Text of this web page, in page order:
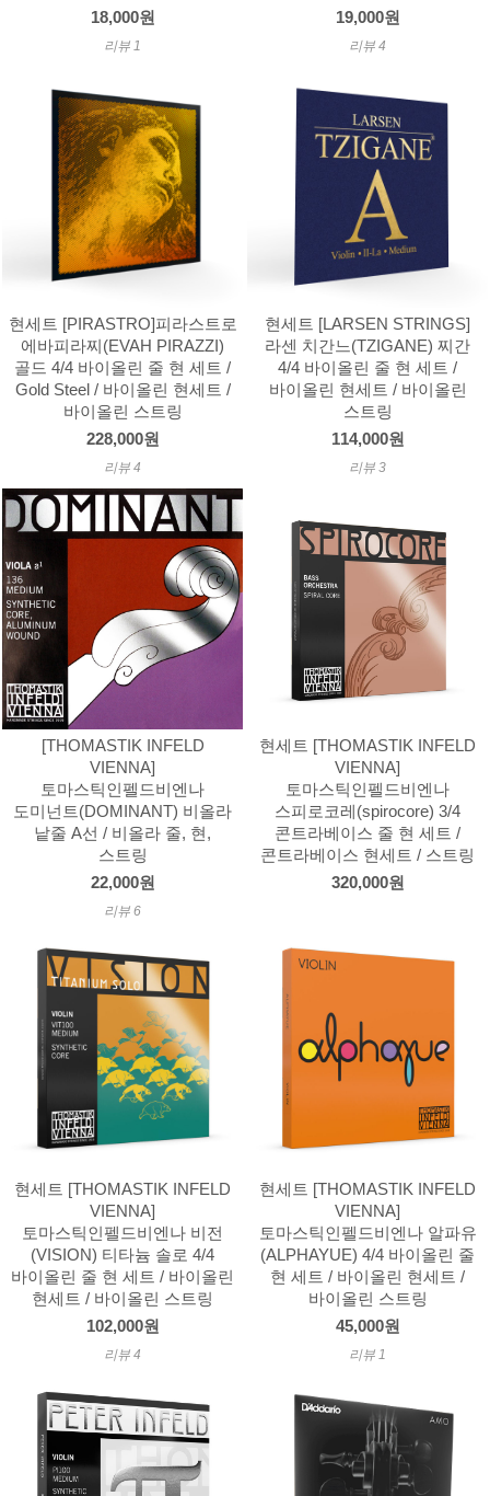
18,000원
리뷰 1
19,000원
리뷰 4
현세트 [PIRASTRO]피라스트로
에바피라찌(EVAH PIRAZZI)
골드 4/4 바이올린 줄 현 세트 /
Gold Steel / 바이올린 현세트 /
바이올린 스트링
228,000원
리뷰 4
현세트 [LARSEN STRINGS]
라센 치간느(TZIGANE) 찌간
4/4 바이올린 줄 현 세트 /
바이올린 현세트 / 바이올린
스트링
114,000원
리뷰 3
[THOMASTIK INFELD
VIENNA]
토마스틱인펠드비엔나
도미넌트(DOMINANT) 비올라
낱줄 A선 / 비올라 줄, 현,
스트링
22,000원
리뷰 6
현세트 [THOMASTIK INFELD
VIENNA]
토마스틱인펠드비엔나
스피로코레(spirocore) 3/4
콘트라베이스 줄 현 세트 /
콘트라베이스 현세트 / 스트링
320,000원
현세트 [THOMASTIK INFELD
VIENNA]
토마스틱인펠드비엔나 비전
(VISION) 티타늄 솔로 4/4
바이올린 줄 현 세트 / 바이올린
현세트 / 바이올린 스트링
102,000원
리뷰 4
현세트 [THOMASTIK INFELD
VIENNA]
토마스틱인펠드비엔나 알파유
(ALPHAYUE) 4/4 바이올린 줄
현 세트 / 바이올린 현세트 /
바이올린 스트링
45,000원
리뷰 1